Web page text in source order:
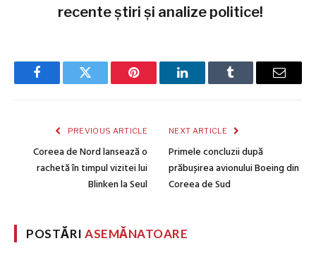
recente știri și analize politice!
FacebookTwitter Pinterest LinkedInTumblr Email
PREVIOUS ARTICLE
Coreea de Nord lansează o
rachetă în timpul vizitei lui
Blinken la Seul
NEXT ARTICLE
Primele concluzii după
prăbușirea avionului Boeing din
Coreea de Sud
POSTĂRIASEMĂNATOARE